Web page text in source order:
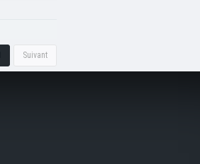
Suivant